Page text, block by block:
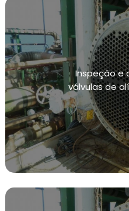
TESTE HIDROSTÁTICO
INSPEÇÃO NR13
NR13 VASOS DE
INSPEÇÃO VASOS DE
CALIBRAÇÃO DE
CALIBRAÇÃO DE
CALIBRAÇÃO DE
INSPEÇÕES DE
TESTE DE
TESTE DE
Inspeção e
válvulas de